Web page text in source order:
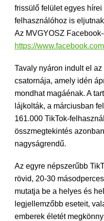
frissülő felület egyes
felhasználóhoz is
Az MVGYOSZ
https://
Tavaly nyáron indult el
csatornája, amely idén
mondhat magáénak. A
lájkolták, a márciusban
161.000 TikTok-
összmegtekintés
nagyságrendű.
Az egyre népszerűbb
rövid, 20-30
mutatja be a helyes és
legjellemzőbb eseteit,
emberek életét